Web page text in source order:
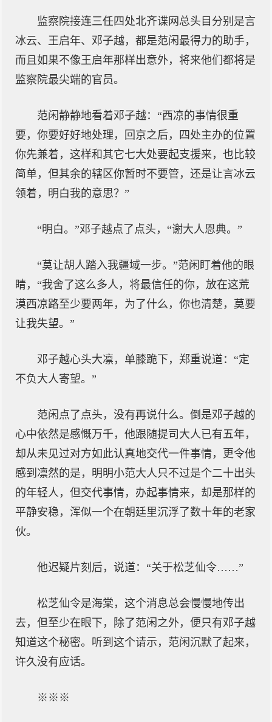
监察院接连三任四处北齐谍网总头目分别是言
冰云、王启年、邓子越，都是范闲最得力的助手，
而且如果不像王启年那样出意外，将来他们都将是
监察院最尖端的官员。
范闲静静地看着邓子越：“西凉的事情很重
要，你要好好地处理，回京之后，四处主办的位置
你先兼着，这样和其它七大处要起支援来，也比较
简单，但其余的辖区你暂时不要管，还是让言冰云
领着，明白我的意思？”
“明白。”邓子越点了点头，“谢大人恩典。”
“莫让胡人踏入我疆域一步。”范闲盯着他的眼
睛，“我舍了这么多人，将最信任的你，放在这荒
漠西凉路至少要两年，为了什么，你也清楚，莫要
让我失望。”
邓子越心头大凛，单膝跪下，郑重说道：“定
不负大人寄望。”
范闲点了点头，没有再说什么。倒是邓子越的
心中依然是感慨万千，他跟随提司大人已有五年，
却从未见过对方如此认真地交代一件事情，更令他
感到凛然的是，明明小范大人只不过是个二十出头
的年轻人，但交代事情，办起事情来，却是那样的
平静安稳，浑似一个在朝廷里沉浮了数十年的老家
伙。
他迟疑片刻后，说道：“关于松芝仙令……”
松芝仙令是海棠，这个消息总会慢慢地传出
去，但至少在眼下，除了范闲之外，便只有邓子越
知道这个秘密。听到这个请示，范闲沉默了起来，
许久没有应话。
※※※